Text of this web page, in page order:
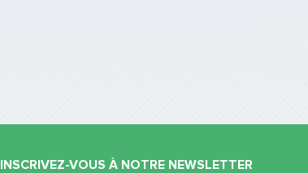
INSCRIVEZ-VOUS À NOTRE NEWSLETTER